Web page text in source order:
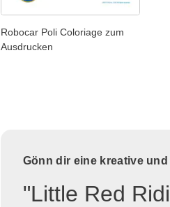
Robocar Poli Coloriage zum
Ausdrucken
Gönn dir eine kreative
"Little Red